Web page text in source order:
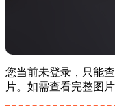
您当前未登录，只能
片。如需查看完整图